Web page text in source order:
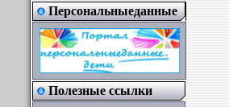
Персональныеданные
Полезные ссылки